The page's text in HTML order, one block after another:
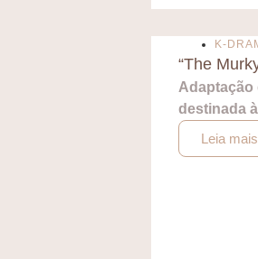
K-
“The
Adaptação
destinada
Leia mais